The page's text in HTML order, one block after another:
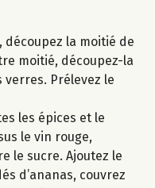
découpez la moitié de
moitié, découpez-la
Prélevez le
les épices et le
le vin rouge,
le sucre. Ajoutez le
d’ananas, couvrez